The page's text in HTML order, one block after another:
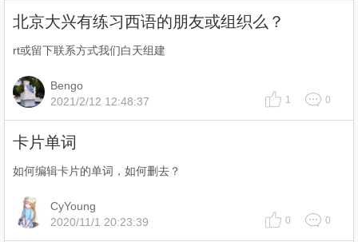
北京大兴有练习西语的朋友或组织么？
rt或留下联系方式我们白天组建
Bengo
2021/2/12 12:48:37
1 0
卡片单词
如何编辑卡片的单词，如何删去？
CyYoung
2020/11/1 20:23:39
0 0